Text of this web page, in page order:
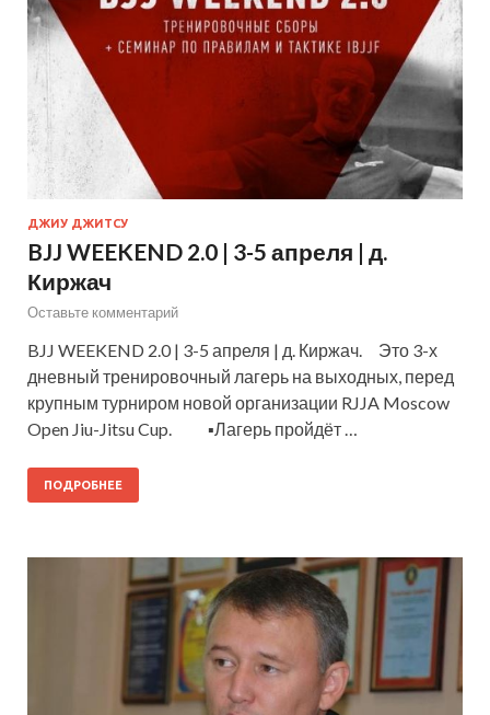
ДЖИУ ДЖИТСУ
BJJ WEEKEND 2.0 | 3-5 апреля | д.
Киржач
Оставьте комментарий
BJJ WEEKEND 2.0 | 3-5 апреля | д. Киржач. ⠀Это 3-х
дневный тренировочный лагерь на выходных, перед
крупным турниром новой организации RJJA Moscow
Open Jiu-Jitsu Cup. ⠀ ⠀ ▪Лагерь пройдёт …
ПОДРОБНЕЕ